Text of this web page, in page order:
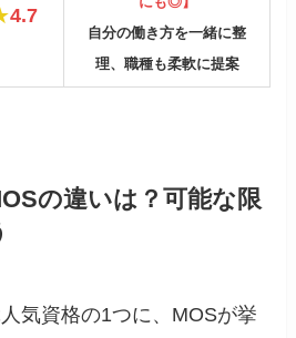
4.7
自分の働き方を一緒に整
理、職種も柔軟に提案
の違いは？可能な限
気資格の1つに、MOSが挙